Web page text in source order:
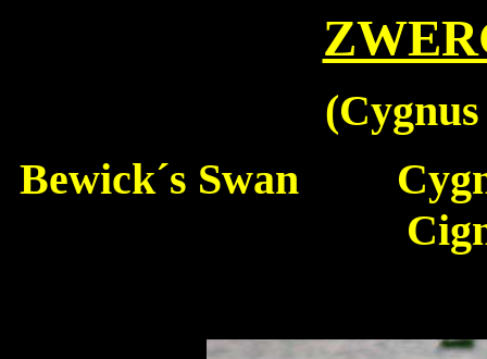
(
Bewick´s Swan